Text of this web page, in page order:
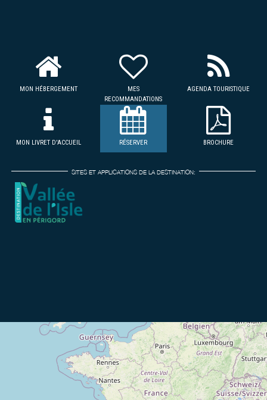
MON HÉBERGEMENT
MES
RECOMMANDATIONS
AGENDA TOURISTIQUE
MON LIVRET D'ACCUEIL RÉSERVER BROCHURE
SITES ET APPLICATIONS DE LA DESTINATION: